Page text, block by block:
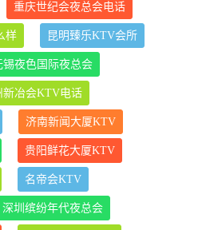
重庆世纪会夜总会电话
样 昆明臻乐KTV会所
锡夜色国际夜总会
新冶会KTV电话
济南新闻大厦KTV
贵阳鲜花大厦KTV
名帝会KTV
深圳缤纷年代夜总会